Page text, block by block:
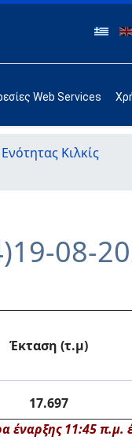
Web Services
Κιλκίς
08-
Έκταση (τ.μ)
17.697
έναρξης 11:45 π.μ.